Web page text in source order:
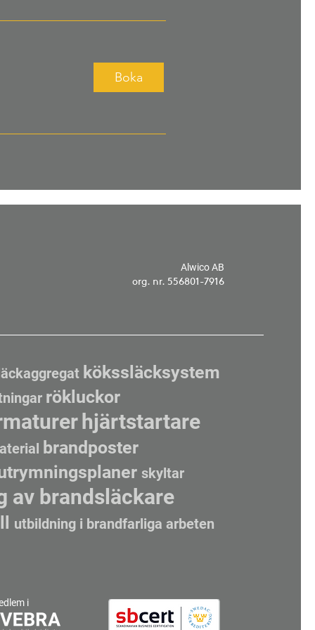
Boka
Alwico AB
org. nr. 556801-7916
kökssläcksystem
rökluckor
hjärtstartare
brandposter
skyltar
av brandsläckare
utbildning i brandfarliga arbeten
i